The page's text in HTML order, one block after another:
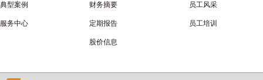
典型案例
服务中心
财务摘要
定期报告
股价信息
员工风采
员工培训